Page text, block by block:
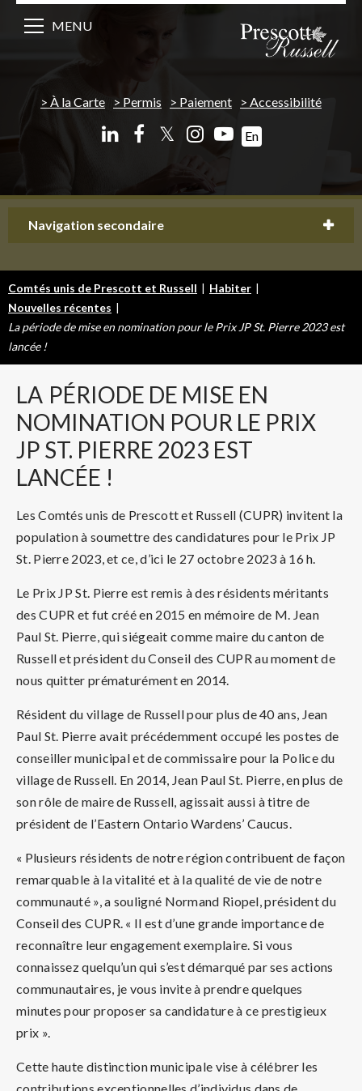
À la Carte Permis Paiement Accessibilité
𝕏 En
MENU
Navigation secondaire
Comtés unis de Prescott et Russell | Habiter |
Nouvelles récentes |
La période de mise en nomination pour le Prix JP St. Pierre 2023 est
lancée !
LA PÉRIODE DE MISE EN
NOMINATION POUR LE PRIX
JP ST. PIERRE 2023 EST
LANCÉE !
Les Comtés unis de Prescott et Russell (CUPR) invitent la
population à soumettre des candidatures pour le Prix JP
St. Pierre 2023, et ce, d’ici le 27 octobre 2023 à 16 h.
Le Prix JP St. Pierre est remis à des résidents méritants
des CUPR et fut créé en 2015 en mémoire de M. Jean
Paul St. Pierre, qui siégeait comme maire du canton de
Russell et président du Conseil des CUPR au moment de
nous quitter prématurément en 2014.
Résident du village de Russell pour plus de 40 ans, Jean
Paul St. Pierre avait précédemment occupé les postes de
conseiller municipal et de commissaire pour la Police du
village de Russell. En 2014, Jean Paul St. Pierre, en plus de
son rôle de maire de Russell, agissait aussi à titre de
président de l’Eastern Ontario Wardens’ Caucus.
« Plusieurs résidents de notre région contribuent de façon
remarquable à la vitalité et à la qualité de vie de notre
communauté », a souligné Normand Riopel, président du
Conseil des CUPR. « Il est d’une grande importance de
reconnaître leur engagement exemplaire. Si vous
connaissez quelqu’un qui s’est démarqué par ses actions
communautaires, je vous invite à prendre quelques
minutes pour proposer sa candidature à ce prestigieux
prix ».
Cette haute distinction municipale vise à célébrer les